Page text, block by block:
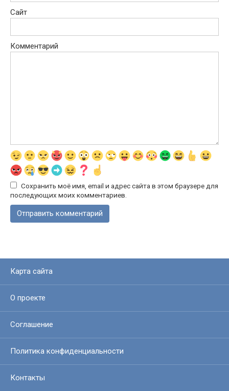
Сайт
Комментарий
Сохранить моё имя, email и адрес сайта в этом браузере для
последующих моих комментариев.
Карта сайта
О проекте
Соглашение
Политика конфиденциальности
Контакты